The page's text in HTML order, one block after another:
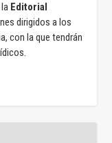
Editorial
dirigidos a los
con la que tendrán